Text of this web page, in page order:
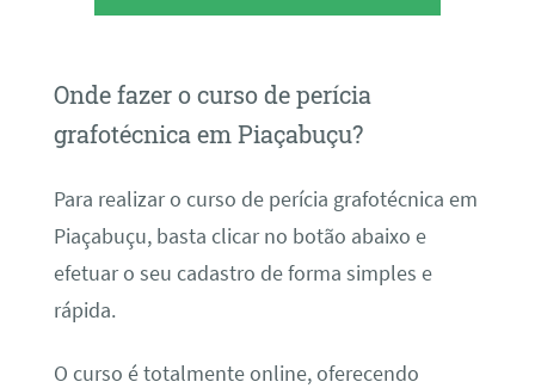
Onde fazer o curso de perícia
grafotécnica em Piaçabuçu?
Para realizar o curso de perícia grafotécnica em
Piaçabuçu, basta clicar no botão abaixo e
efetuar o seu cadastro de forma simples e
rápida.
O curso é totalmente online, oferecendo